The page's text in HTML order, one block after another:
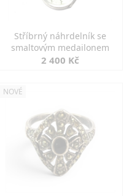
Stříbrný náhrdelník se
smaltovým medailonem
2 400 Kč
NOVÉ